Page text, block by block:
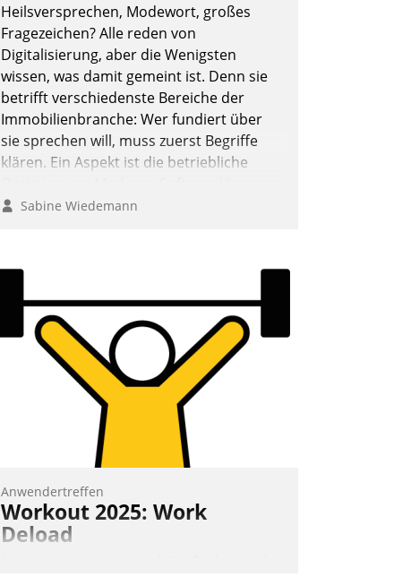
Heilsversprechen, Modewort, großes
Fragezeichen? Alle reden von
Digitalisierung, aber die Wenigsten
wissen, was damit gemeint ist. Denn sie
betrifft verschiedenste Bereiche der
Immobilienbranche: Wer fundiert über
sie sprechen will, muss zuerst Begriffe
klären. Ein Aspekt ist die betriebliche
ermöglichen große Einsparungen durch
Allein mit der Einführung einer neuen
Digitalisierung erfordert von
Unternehmen die Bereitschaft, sich zu
überprüfen, zu hinterfragen und zu
verändern.
Sabine Wiedemann
Anwendertreffen
Workout 2025: Work
Deload